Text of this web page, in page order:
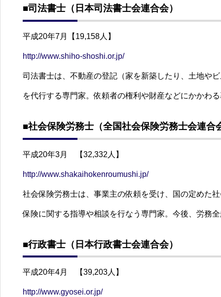
■司法書士（日本司法書士会連合会）
平成20年7月【19,158人】
http://www.shiho-shoshi.or.jp/
司法書士は、不動産の登記（家を新築したり、土地や
を代行する専門家。依頼者の権利や財産などにかかわ
■社会保険労務士（全国社会保険労務士会連合
平成20年3月 【32,332人】
http://www.shakaihokenroumushi.jp/
社会保険労務士は、事業主の依頼を受け、国の定めた
保険に関する指導や相談を行なう専門家。今後、労務
■行政書士（日本行政書士会連合会）
平成20年4月 【39,203人】
http://www.gyosei.or.jp/